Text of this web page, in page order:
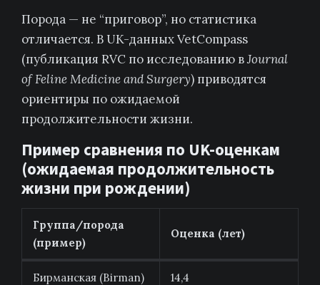
Порода — не “приговор”, но статистика
отличается. В UK-данных VetCompass
(публикация RVC по исследованию вJournal
of Feline Medicine and Surgery) приводятся
ориентиры по ожидаемой
продолжительности жизни.
Пример сравнения по UK-оценкам
(ожидаемая продолжительность
жизни при рождении)
Группа/порода
(пример)
Оценка (лет)
Бирманская (Birman) 14,4